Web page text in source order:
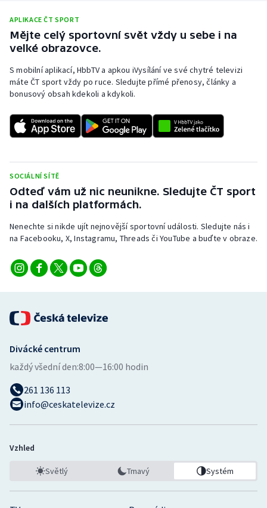
Parasport
Plavání
Plážový volejbal
Rychlobruslení
Rychlostní kanoistika
Short track
Sportovní střelba
Triatlon
Volejbal
Ostatní
APLIKACE ČT SPORT
Mějte celý sportovní svět vždy u sebe i na
velké obrazovce.
S mobilní aplikací, HbbTV a apkou iVysílání ve své chytré televizi
máte ČT sport vždy po ruce. Sledujte přímé přenosy, články a
bonusový obsah kdekoli a kdykoli.
SOCIÁLNÍ SÍTĚ
Odteď vám už nic neunikne. Sledujte ČT sport
i na dalších platformách.
Nenechte si nikde ujít nejnovější sportovní události. Sledujte nás i
na Facebooku, X, Instagramu, Threads či YouTube a buďte v obraze.
Divácké centrum
každý všední den:8:00—16:00 hodin
261 136 113
info@ceskatelevize.cz
Vzhled
Světlý Tmavý Systém